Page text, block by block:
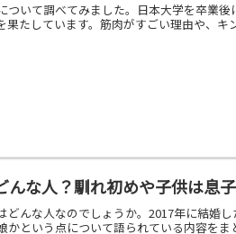
ついて調べてみました。日本大学を卒業
果たしています。筋肉がすごい理由や、
んな人？馴れ初めや子供は息
どんな人なのでしょうか。2017年に結婚
かという点について語られている内容を